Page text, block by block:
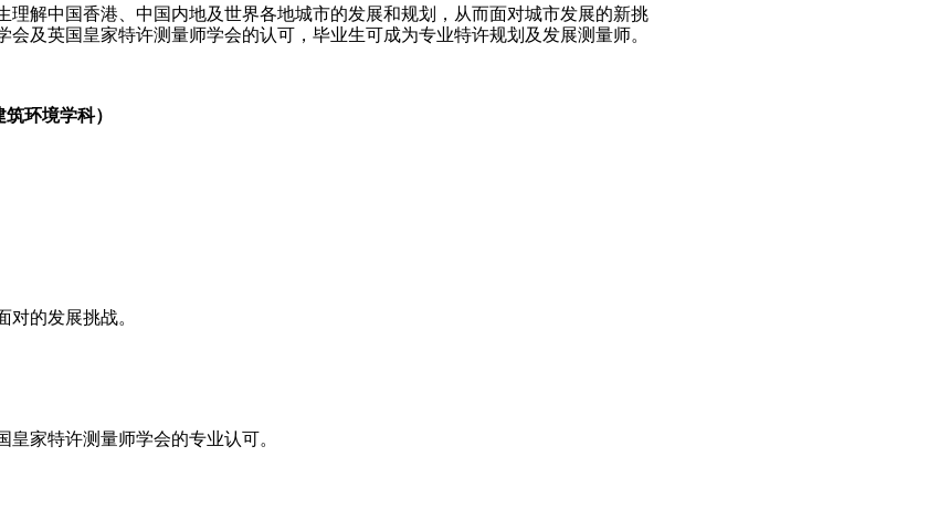
理解中国香港、中国内地及世界各地城市的发展和规划，从而面对城市发展的新挑
及英国皇家特许测量师学会的认可，毕业生可成为专业特许规划及发展测量师。
环境学科）
的发展挑战。
家特许测量师学会的专业认可。